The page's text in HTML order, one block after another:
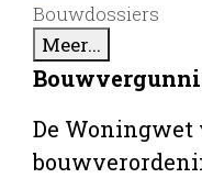
Bouwdossiers
Meer...
De Woningwet